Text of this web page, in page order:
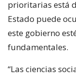
prioritarias está
Estado puede
este gobierno
fundamentales.
“Las ciencias